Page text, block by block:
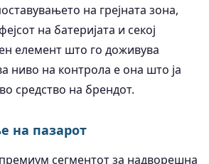
на грејната зона,
на батеријата и секој
елемент што го доживува
ниво на контрола е она што ја
средство на брендот.
на пазарот
сегментот за надворешна